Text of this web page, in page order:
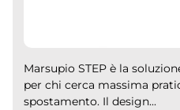
Marsupio STEP è la
per chi cerca massima
spostamento. Il design...